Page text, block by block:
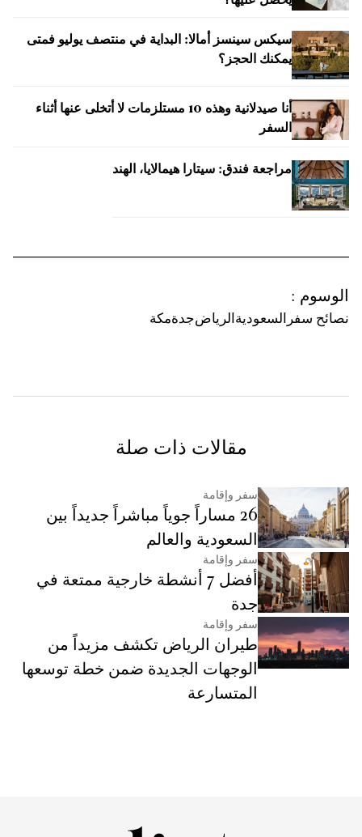
سيكس سينسز أمالا: البداية في منتصف يوليو فمتى
يمكنك الحجز؟
أنا صيدلانية وهذه 10 مستلزمات لا أتخلى عنها أثناء
السفر
مراجعة فندق: سيتارا هيمالايا، الهند
الوسوم :
نصائح سفر السعودية الرياضجدةمكة
مقالات ذات صلة
سفر وإقامة
26 مساراً جوياً مباشراً جديداً بين
السعودية والعالم
سفر وإقامة
أفضل 7 أنشطة خارجية ممتعة في
جدة
سفر وإقامة
طيران الرياض تكشف مزيداً من
الوجهات الجديدة ضمن خطة توسعها
المتسارعة